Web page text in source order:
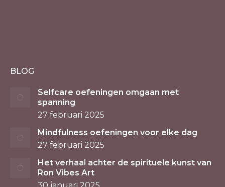
BLOG
Selfcare oefeningen omgaan met
spanning
27 februari 2025
Mindfulness oefeningen voor elke dag
27 februari 2025
Het verhaal achter de spirituele kunst van
Ron Vibes Art